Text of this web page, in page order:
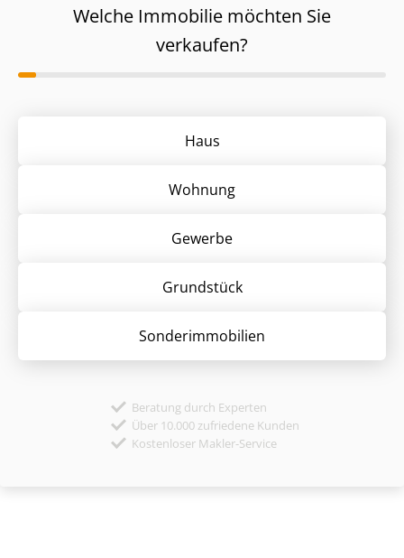
Welche Immobilie möchten Sie
verkaufen?
Haus
Wohnung
Gewerbe
Grund­stück
Sonder­immobilien
Beratung durch Experten
Über 10.000 zufriedene Kunden
Kostenloser Makler-Service